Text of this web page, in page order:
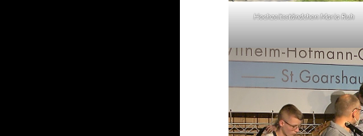
Hochzeitsständchen Maria Ruh